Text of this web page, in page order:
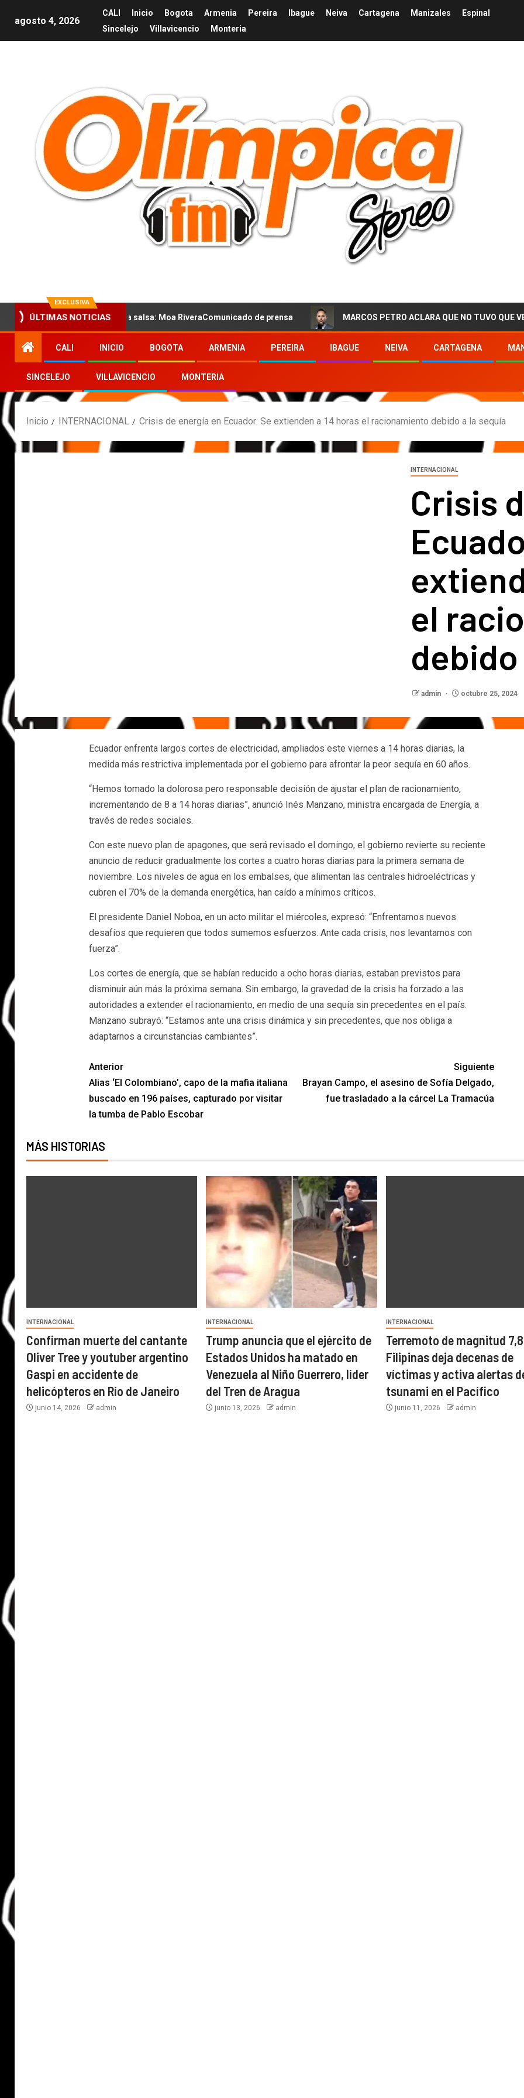
agosto 4, 2026
CALI Inicio Bogota Armenia Pereira Ibague Neiva Cartagena Manizales
Espinal
Sincelejo
Villavicencio Monteria
EXCLUSIVA
ÚLTIMAS NOTICIAS
voz sensual de la salsa: Moa RiveraComunicado de prensa MARCOS PETRO ACLARA QUE NO TUVO QUE VER CON
CALI INICIO BOGOTA ARMENIA PEREIRA IBAGUE NEIVA CARTAGENA
SINCELEJO VILLAVICENCIO MONTERIA
Inicio INTERNACIONAL Crisis de energía en Ecuador: Se extienden a 14 horas el racionamiento debido a la sequía
INTERNACIONAL
Crisis
el
debido
admin octubre 25, 2024
Ecuador enfrenta largos cortes de electricidad, ampliados este viernes a 14 horas diarias, la
medida más restrictiva implementada por el gobierno para afrontar la peor sequía en 60 años.
“Hemos tomado la dolorosa pero responsable decisión de ajustar el plan de racionamiento,
incrementando de 8 a 14 horas diarias”, anunció Inés Manzano, ministra encargada de Energía, a
través de redes sociales.
Con este nuevo plan de apagones, que será revisado el domingo, el gobierno revierte su reciente
anuncio de reducir gradualmente los cortes a cuatro horas diarias para la primera semana de
noviembre. Los niveles de agua en los embalses, que alimentan las centrales hidroeléctricas y
cubren el 70% de la demanda energética, han caído a mínimos críticos.
El presidente Daniel Noboa, en un acto militar el miércoles, expresó: “Enfrentamos nuevos
desafíos que requieren que todos sumemos esfuerzos. Ante cada crisis, nos levantamos con
fuerza”.
Los cortes de energía, que se habían reducido a ocho horas diarias, estaban previstos para
disminuir aún más la próxima semana. Sin embargo, la gravedad de la crisis ha forzado a las
autoridades a extender el racionamiento, en medio de una sequía sin precedentes en el país.
Manzano subrayó: “Estamos ante una crisis dinámica y sin precedentes, que nos obliga a
adaptarnos a circunstancias cambiantes”.
Anterior
Alias ‘El Colombiano’, capo de la mafia italiana
buscado en 196 países, capturado por visitar
la tumba de Pablo Escobar
Siguiente
Brayan Campo, el asesino de Sofía Delgado,
fue trasladado a la cárcel La Tramacúa
MÁS HISTORIAS
INTERNACIONAL
Confirman muerte del cantante
Oliver Tree y youtuber argentino
Gaspi en accidente de
helicópteros en Río de Janeiro
junio 14, 2026 admin
INTERNACIONAL
Trump anuncia que el ejército de
Estados Unidos ha matado en
Venezuela al Niño Guerrero, líder
del Tren de Aragua
junio 13, 2026 admin
INTERNACIONAL
Terremoto de magnitud
Filipinas deja decenas de
víctimas y activa alertas
tsunami en el Pacífico
junio 11, 2026 admin